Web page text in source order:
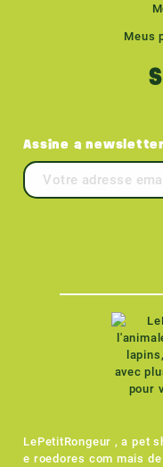
Meus
Assine a
LePetitRongeur , a pet
e roedores com mais